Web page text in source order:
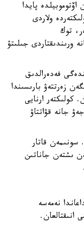
پايدا
ولاردى
توك
ورىندىقتاردى جىلىتۋ
فەدەرالدىق
زەرتتەۋ بارىسىندا
كولىكتەر ارنايى
جانە قۋاتتاۋ
سونىمەن قاتار
ىشتەن جاناتىن
نەمەسە
انىقتالعان.